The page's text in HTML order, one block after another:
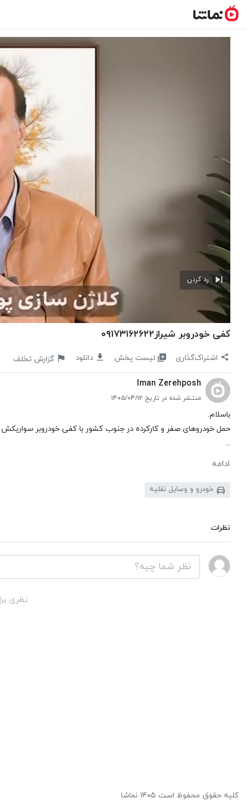
رد کردن
کفی خودروبر شیراز۰۹۱۷۳۱۶۲۶۲۲
اشتراک‌گذاری لیست پخش دانلود گزارش تخلف
Iman Zerehposh
منتشر شده در تاریخ ۱۴۰۵/۰۴/۱۲
باسلام.
حمل خودروهای صفر و کارکرده در جنوب کشور با کفی خودروبر
...
ادامه
خودرو و وسایل نقلیه
نظرات
نظری
کلیه حقوق محفوظ است ۱۴۰۵ نماشا